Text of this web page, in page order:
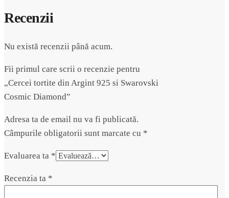
Recenzii
Nu există recenzii până acum.
Fii primul care scrii o recenzie pentru
„Cercei tortite din Argint 925 si Swarovski
Cosmic Diamond”
Adresa ta de email nu va fi publicată.
Câmpurile obligatorii sunt marcate cu *
Evaluarea ta *
Recenzia ta *